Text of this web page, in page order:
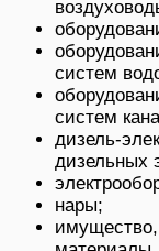
систем
систем
дизель-
дизельных
нары;